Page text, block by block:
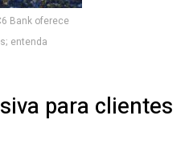
Bank oferece
entenda
para clientes